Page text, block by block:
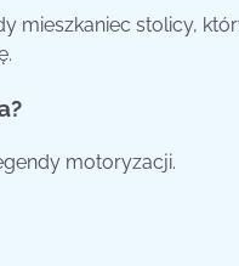
mieszkaniec stolicy,
motoryzacji.